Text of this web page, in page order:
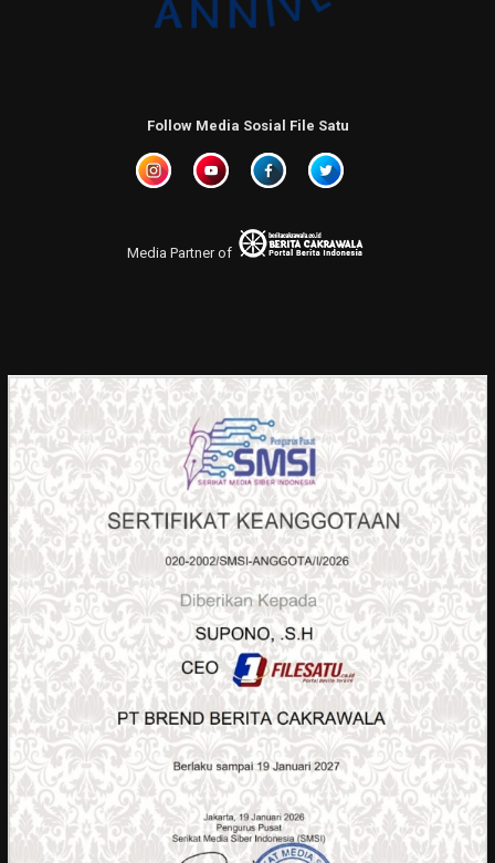
Follow Media Sosial File Satu
Media Partner of